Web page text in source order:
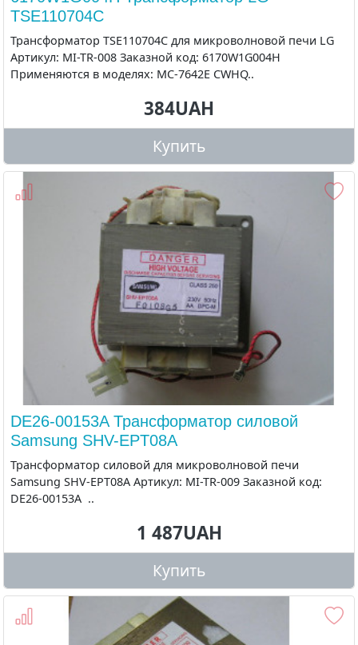
TSE110704C
Трансформатор TSE110704C для микроволновой печи LG
Артикул: MI-TR-008 Заказной код: 6170W1G004H
Применяются в моделях: MC-7642E CWHQ..
384UAH
Купить
DE26-00153A Трансформатор силовой
Samsung SHV-EPT08A
Трансформатор силовой для микроволновой печи
Samsung SHV-EPT08A Артикул: MI-TR-009 Заказной код:
DE26-00153A ..
1 487UAH
Купить